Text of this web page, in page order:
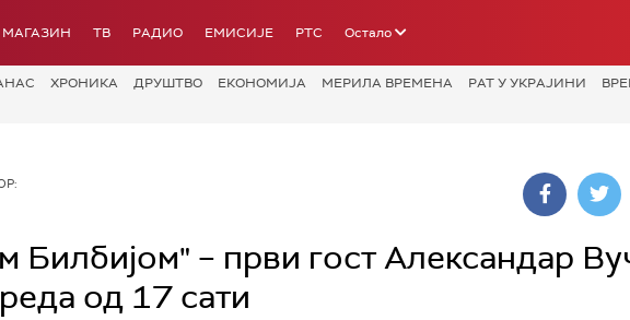
МАГАЗИН ТВ РАДИО ЕМИСИЈЕ РТС Остало
ХРОНИКА ДРУШТВО ЕКОНОМИЈА МЕРИЛА ВРЕМЕНА РАТ У УКРАЈИНИ
Билбијом" – први гост Александар
од 17 сати